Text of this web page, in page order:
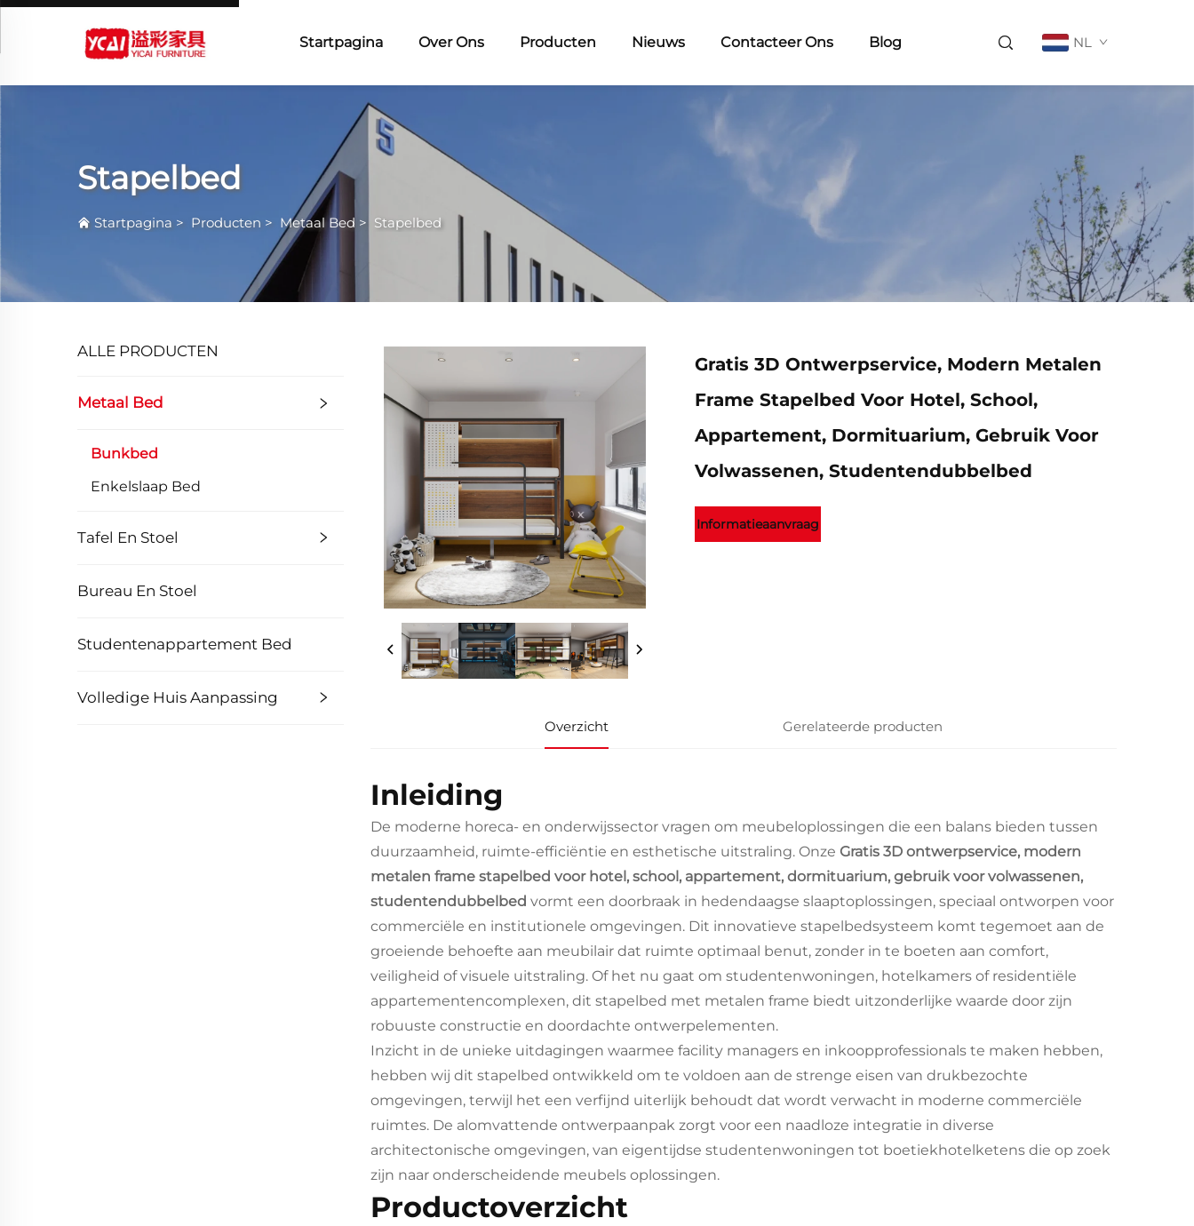
Startpagina Over Ons Producten Nieuws Contacteer Ons Blog NL
Stapelbed
Startpagina > Producten > Metaal Bed > Stapelbed
ALLE PRODUCTEN
Metaal Bed
Bunkbed
Enkelslaap Bed
Tafel En Stoel
Bureau En Stoel
Studentenappartement Bed
Volledige Huis Aanpassing
Gratis 3D Ontwerpservice, Modern Metalen
Frame Stapelbed Voor Hotel, School,
Appartement, Dormituarium, Gebruik Voor
Volwassenen, Studentendubbelbed
Informatieaanvraag
Overzicht Gerelateerde producten
Inleiding
De moderne horeca- en onderwijssector vragen om meubeloplossingen die een balans bieden tussen
duurzaamheid, ruimte-efficiëntie en esthetische uitstraling. Onze Gratis 3D ontwerpservice, modern
metalen frame stapelbed voor hotel, school, appartement, dormituarium, gebruik voor volwassenen,
studentendubbelbed vormt een doorbraak in hedendaagse slaaptoplossingen, speciaal ontworpen voor
commerciële en institutionele omgevingen. Dit innovatieve stapelbedsysteem komt tegemoet aan de
groeiende behoefte aan meubilair dat ruimte optimaal benut, zonder in te boeten aan comfort,
veiligheid of visuele uitstraling. Of het nu gaat om studentenwoningen, hotelkamers of residentiële
appartementencomplexen, dit stapelbed met metalen frame biedt uitzonderlijke waarde door zijn
robuuste constructie en doordachte ontwerpelementen.
Inzicht in de unieke uitdagingen waarmee facility managers en inkoopprofessionals te maken hebben,
hebben wij dit stapelbed ontwikkeld om te voldoen aan de strenge eisen van drukbezochte
omgevingen, terwijl het een verfijnd uiterlijk behoudt dat wordt verwacht in moderne commerciële
ruimtes. De alomvattende ontwerpaanpak zorgt voor een naadloze integratie in diverse
architectonische omgevingen, van eigentijdse studentenwoningen tot boetiekhotelketens die op zoek
zijn naar onderscheidende meubels oplossingen.
Productoverzicht